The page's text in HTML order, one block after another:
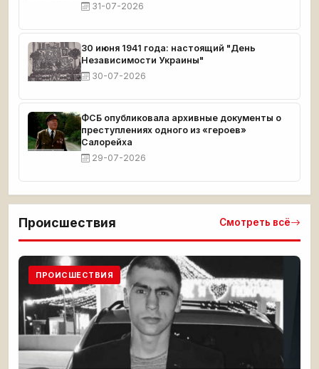
31-07-2026
30 июня 1941 года: настоящий "День
Независимости Украины"
30-07-2026
ФСБ опубликовала архивные документы о
преступлениях одного из «героев»
Салорейха
29-07-2026
Происшествия Смотреть всё
ПРОИСШЕСТВИЯ